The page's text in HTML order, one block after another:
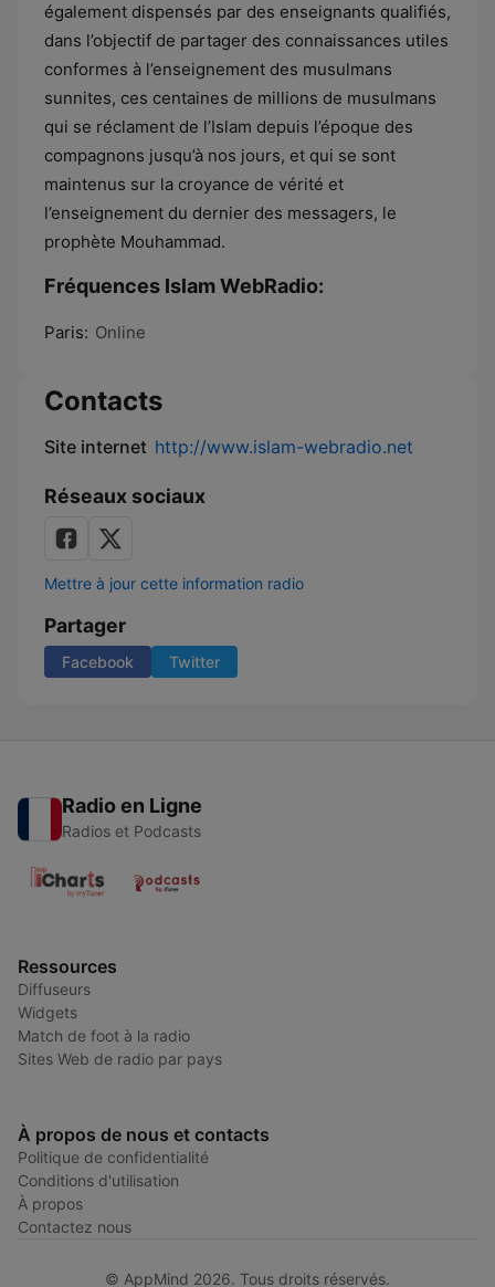
également dispensés par des enseignants qualifiés,
dans l’objectif de partager des connaissances utiles
conformes à l’enseignement des musulmans
sunnites, ces centaines de millions de musulmans
qui se réclament de l’Islam depuis l’époque des
compagnons jusqu’à nos jours, et qui se sont
maintenus sur la croyance de vérité et
l’enseignement du dernier des messagers, le
prophète Mouhammad.
Fréquences Islam WebRadio:
Paris: Online
Contacts
Site internet http://www.islam-webradio.net
Réseaux sociaux
Mettre à jour cette information radio
Partager
Facebook Twitter
Radio en Ligne
Radios et Podcasts
Ressources
Diffuseurs
Widgets
Match de foot à la radio
Sites Web de radio par pays
À propos de nous et contacts
Politique de confidentialité
Conditions d'utilisation
À propos
Contactez nous
© AppMind 2026. Tous droits réservés.